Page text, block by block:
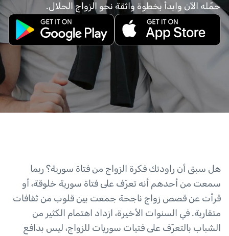
حمّله الآن وابدأ بخطوة واثقة نحو الزواج الحلال.
هل سبق أن راودتك فكرة الزواج من فتاة سورية؟ ربما
سمعت من أحدهم أنه تعرّف على فتاة سورية خلوقة، أو
قرأت عن قصص زواج ناجحة جمعت بين قلوب من ثقافات
متقاربة. في السنوات الأخيرة، ازداد اهتمام الكثير من
الشباب بالتعرّف على فتيات سوريات للزواج، ليس بدافع